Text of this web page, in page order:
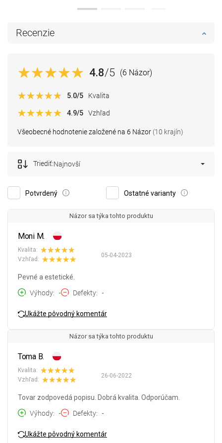
Recenzie
4.8/5 (6 Názor)
Všeobecné hodnotenie založené na 6 Názor (10 krajín)
5.0/5 Kvalita
4.9/5 Vzhľad
Potvrdený Ostatné varianty
Triediť:Najnovší
Názor sa týka tohto produktu
Moni M.
05-04-2023
Kvalita:
Vzhľad:
Pevné a estetické.
Výhody
- Defekty -
Ukážte pôvodný komentár
Názor sa týka tohto produktu
Toma B.
26-06-2022
Kvalita:
Vzhľad:
Tovar zodpovedá popisu. Dobrá kvalita. Odporúčam.
Výhody
- Defekty -
Ukážte pôvodný komentár